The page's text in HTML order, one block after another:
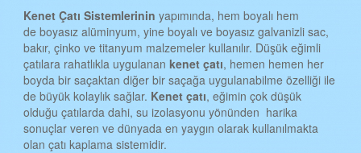
TRABZON KENET ÇATI
ŞANLIURFA KENET ÇATI
TUNCELİ KENET ÇATI
UŞAK KENET ÇATI
VAN KENET ÇATI
KenetÇatıSistemlerininyapımında, hem boyalı hem
de boyasız alüminyum, yine boyalı ve boyasız galvanizli sac,
bakır, çinko ve titanyum malzemeler kullanılır. Düşük eğimli
çatılara rahatlıkla uygulanankenet çatı, hemen hemen her
boyda bir saçaktan diğer bir saçağa uygulanabilme özelliği ile
de büyük kolaylık sağlar. Kenet çatı, eğimin çok düşük
olduğu çatılarda dahi, su izolasyonu yönünden harika
sonuçlar veren ve dünyada en yaygın olarak kullanılmakta
olan çatı kaplama sistemidir.